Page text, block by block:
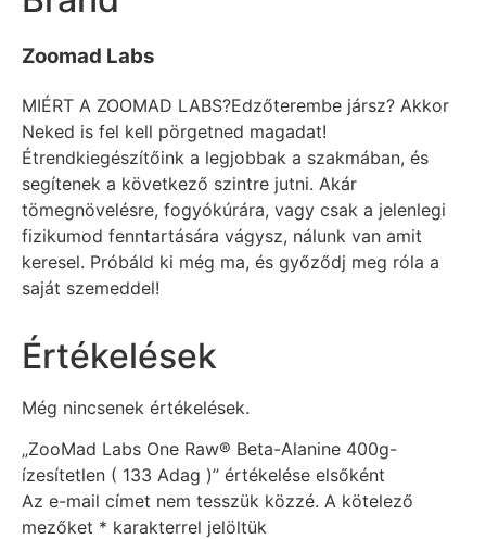
Zoomad Labs
MIÉRT A ZOOMAD LABS?Edzőterembe jársz? Akkor
Neked is fel kell pörgetned magadat!
Étrendkiegészítőink a legjobbak a szakmában, és
segítenek a következő szintre jutni. Akár
tömegnövelésre, fogyókúrára, vagy csak a jelenlegi
fizikumod fenntartására vágysz, nálunk van amit
keresel. Próbáld ki még ma, és győződj meg róla a
saját szemeddel!
Értékelések
Még nincsenek értékelések.
„ZooMad Labs One Raw® Beta-Alanine 400g-
ízesítetlen ( 133 Adag )” értékelése elsőként
Az e-mail címet nem tesszük közzé. A kötelező
mezőket * karakterrel jelöltük